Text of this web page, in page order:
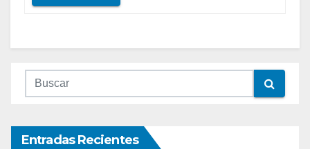
Entradas Recientes